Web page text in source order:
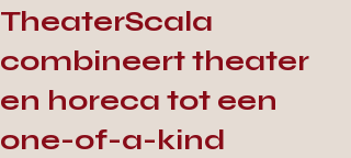
TheaterScala
combineert theater
en horeca tot een
one-of-a-kind